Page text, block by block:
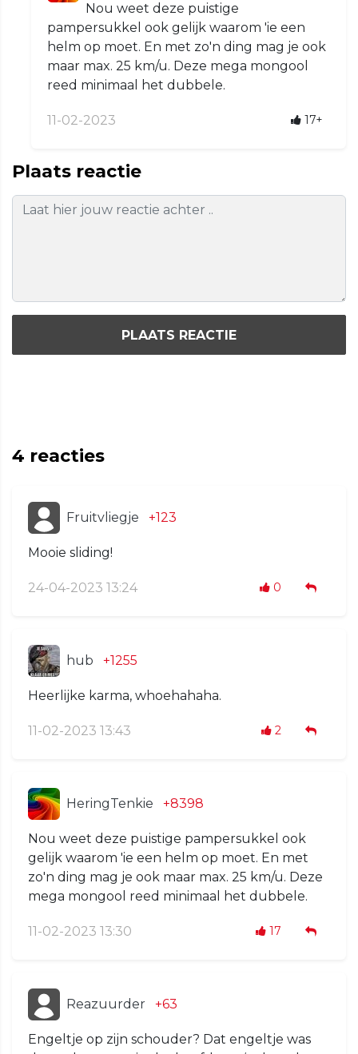
Nou weet deze puistige
pampersukkel ook gelijk waarom 'ie een
helm op moet. En met zo'n ding mag je ook
maar max. 25 km/u. Deze mega mongool
reed minimaal het dubbele.
11-02-2023 17+
Plaats reactie
PLAATS REACTIE
4 reacties
Fruitvliegje +123
Mooie sliding!
24-04-2023 13:24 0
hub +1255
Heerlijke karma, whoehahaha.
11-02-2023 13:43 2
HeringTenkie +8398
Nou weet deze puistige pampersukkel ook
gelijk waarom 'ie een helm op moet. En met
zo'n ding mag je ook maar max. 25 km/u. Deze
mega mongool reed minimaal het dubbele.
11-02-2023 13:30 17
Reazuurder +63
Engeltje op zijn schouder? Dat engeltje was